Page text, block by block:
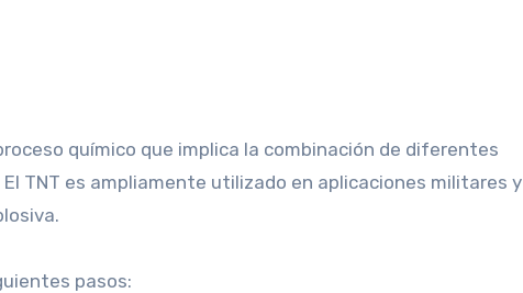
químico que implica la combinación de diferentes
TNT es ampliamente utilizado en aplicaciones militares y
pasos: